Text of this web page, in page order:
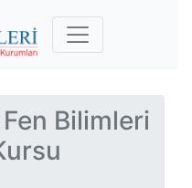
Bilimleri